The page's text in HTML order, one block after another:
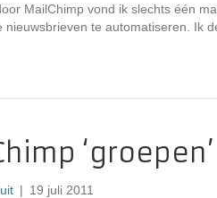
MailChimp vond ik slechts één
nieuwsbrieven te automatiseren. Ik
| 19 juli 2011